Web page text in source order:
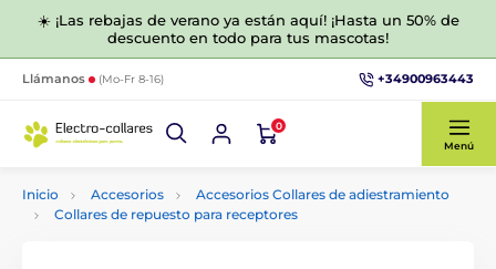
☀️ ¡Las rebajas de verano ya están aquí! ¡Hasta un 50% de
descuento en todo para tus mascotas!
Llámanos (Mo-Fr 8-16) +34900963443
0
Menú
Inicio Accesorios
Accesorios Collares de adiestramiento
Collares de repuesto para receptores